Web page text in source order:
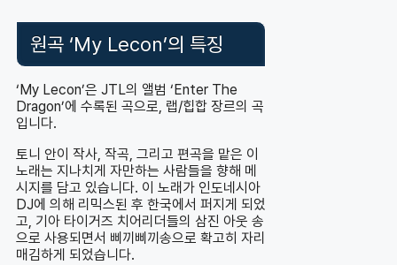
원곡 ‘My Lecon’의 특징
‘My Lecon’은 JTL의 앨범 ‘Enter The
Dragon’에 수록된 곡으로, 랩/힙합 장르의 곡
입니다.
토니 안이 작사, 작곡, 그리고 편곡을 맡은 이
노래는 지나치게 자만하는 사람들을 향해 메
시지를 담고 있습니다. 이 노래가 인도네시아
DJ에 의해 리믹스된 후 한국에서 퍼지게 되었
고, 기아 타이거즈 치어리더들의 삼진 아웃 송
으로 사용되면서 삐끼삐끼송으로 확고히 자리
매김하게 되었습니다.